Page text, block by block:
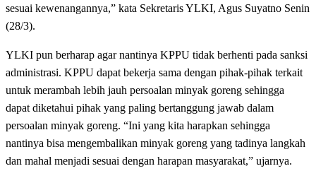
sesuai kewenangannya,” kata Sekretaris YLKI, Agus Suyatno Senin
(28/3).
YLKI pun berharap agar nantinya KPPU tidak berhenti pada sanksi
administrasi. KPPU dapat bekerja sama dengan pihak-pihak terkait
untuk merambah lebih jauh persoalan minyak goreng sehingga
dapat diketahui pihak yang paling bertanggung jawab dalam
persoalan minyak goreng. “Ini yang kita harapkan sehingga
nantinya bisa mengembalikan minyak goreng yang tadinya langkah
dan mahal menjadi sesuai dengan harapan masyarakat,” ujarnya.